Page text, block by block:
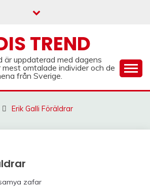
TREND
är uppdaterad med dagens
omtalade individer och de
från Sverige.
Erik Galli Föräldrar
zafar